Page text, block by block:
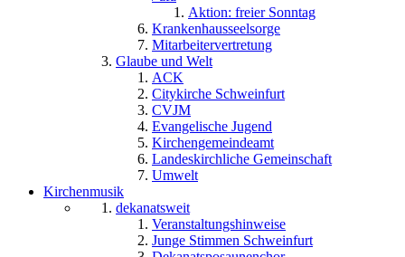
Aktion: freier Sonntag
Krankenhausseelsorge
Mitarbeitervertretung
Glaube und Welt
ACK
Citykirche Schweinfurt
CVJM
Evangelische Jugend
Kirchengemeindeamt
Landeskirchliche Gemeinschaft
Umwelt
Kirchenmusik
dekanatsweit
Veranstaltungshinweise
Junge Stimmen Schweinfurt